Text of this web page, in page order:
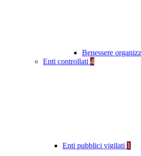
Benessere
Enti controllati 4
Enti pubblici vigilati 1